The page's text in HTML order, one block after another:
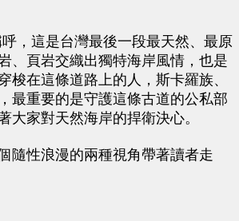
，這是台灣最後一段最天然、最原
、頁岩交織出獨特海岸風情，也是
在這條道路上的人，斯卡羅族、
最重要的是守護這條古道的公私部
家對天然海岸的捍衛決心。
性浪漫的兩種視角帶著讀者走